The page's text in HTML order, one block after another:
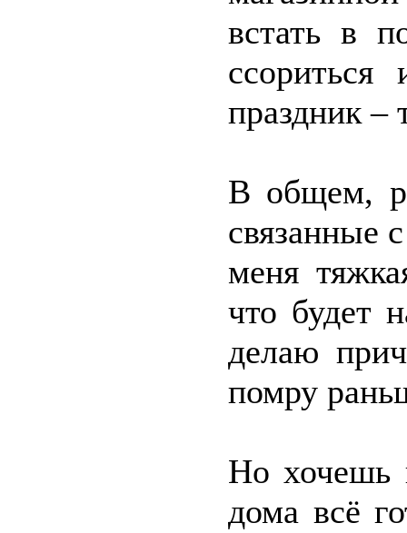
встать в
праздник –
В общем,
связанные
меня
что будет
делаю
помру
Но хочешь
дома всё